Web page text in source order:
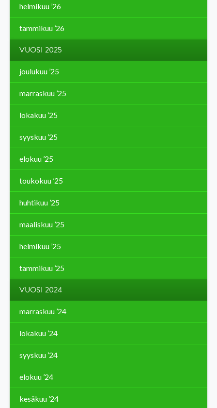
helmikuu ’26
tammikuu ’26
VUOSI 2025
joulukuu ’25
marraskuu ’25
lokakuu ’25
syyskuu ’25
elokuu ’25
toukokuu ’25
huhtikuu ’25
maaliskuu ’25
helmikuu ’25
tammikuu ’25
VUOSI 2024
marraskuu ’24
lokakuu ’24
syyskuu ’24
elokuu ’24
kesäkuu ’24